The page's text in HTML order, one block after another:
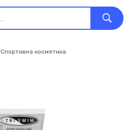
Спортивна косметика